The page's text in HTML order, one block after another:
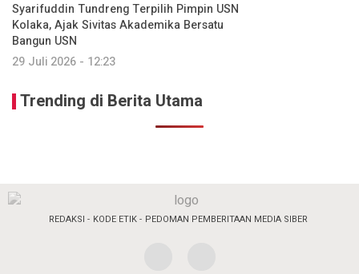
Syarifuddin Tundreng Terpilih Pimpin USN
Kolaka, Ajak Sivitas Akademika Bersatu
Bangun USN
29 Juli 2026 - 12:23
Trending di Berita Utama
REDAKSI KODE ETIK PEDOMAN PEMBERITAAN MEDIA SIBER